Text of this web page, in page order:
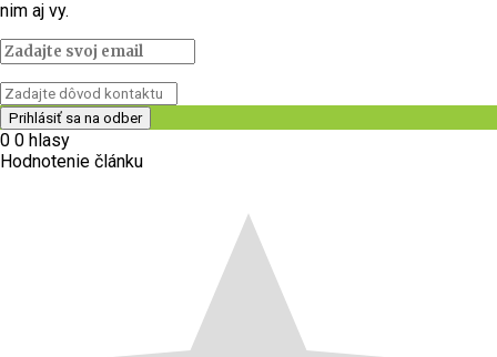
nim aj vy.
0 0 hlasy
Hodnotenie článku